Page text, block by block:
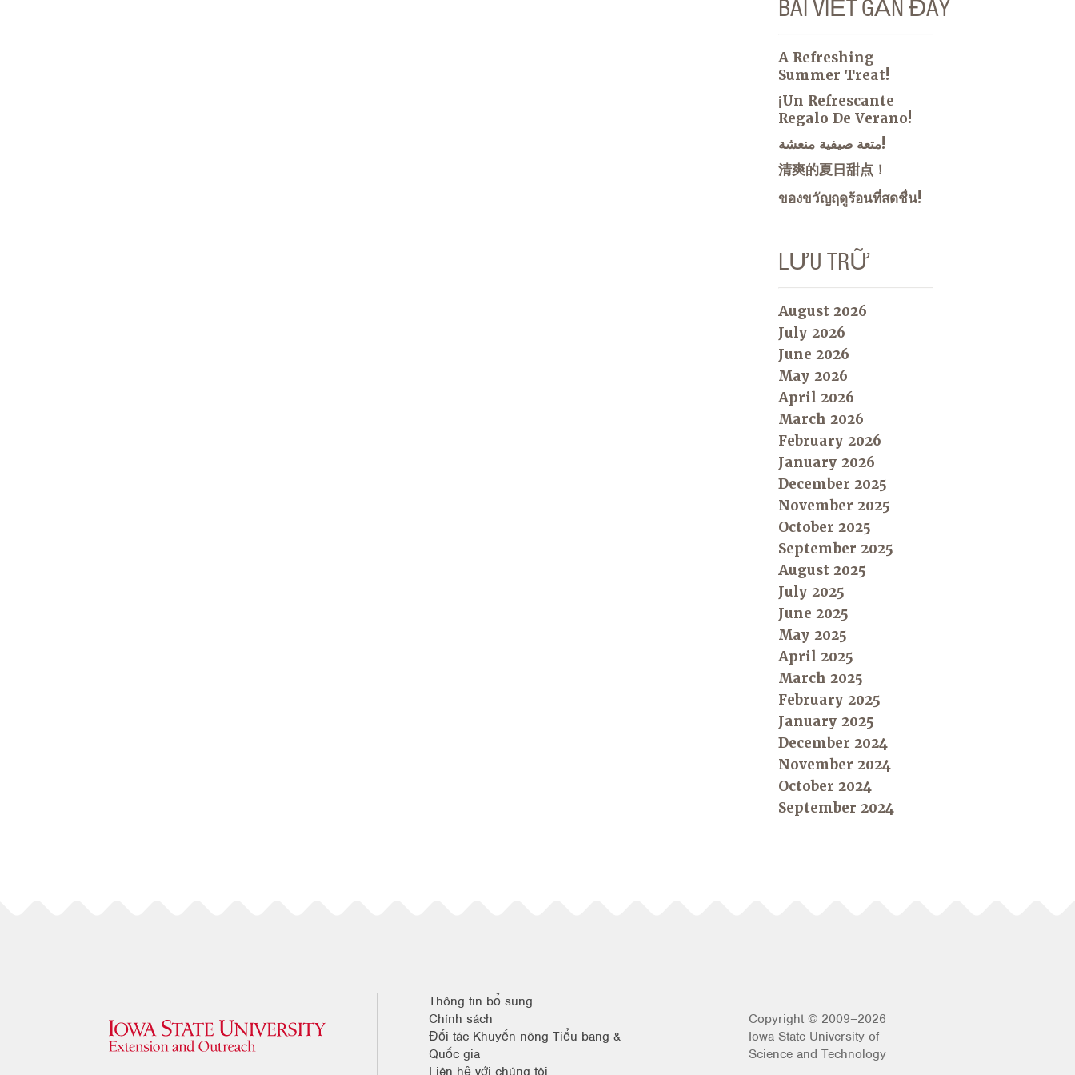
BÀI VIẾT GẦN ĐÂY
A Refreshing
Summer Treat!
¡Un Refrescante
Regalo De Verano!
متعة صيفية منعشة!
清爽的夏日甜点！
ของขวัญฤดูร้อนที่สดชื่น!
LƯU TRỮ
August 2026
July 2026
June 2026
May 2026
April 2026
March 2026
February 2026
January 2026
December 2025
November 2025
October 2025
September 2025
August 2025
July 2025
June 2025
May 2025
April 2025
March 2025
February 2025
January 2025
December 2024
November 2024
October 2024
September 2024
Thông tin bổ sung
Chính sách
Đối tác Khuyến nông Tiểu bang &
Quốc gia
Liên hệ với chúng tôi
Copyright © 2009–2026
Iowa State University of
Science and Technology